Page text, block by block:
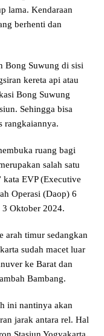
lama. Kendaraan
berhenti dan
Bong Suwung di sisi
kereta api atau
Bong Suwung
Sehingga bisa
rangkaiannya.
ruang bagi
salah satu
kata EVP (Executive
Operasi (Daop) 6
3 Oktober 2024.
arah timur sedangkan
sudah macet luar
ke Barat dan
Bambang.
ini nantinya akan
jarak antara rel. Hal
Stasiun Yogyakarta.